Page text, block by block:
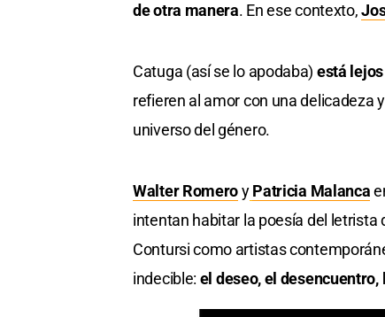
de otra manera. En ese contexto,
Catuga (así se lo apodaba) está
refieren al amor con una delicadeza
universo del género.
Walter Romeroy Patricia Malanca
intentan habitar la poesía del letrista
Contursi como artistas
indecible: el deseo, el